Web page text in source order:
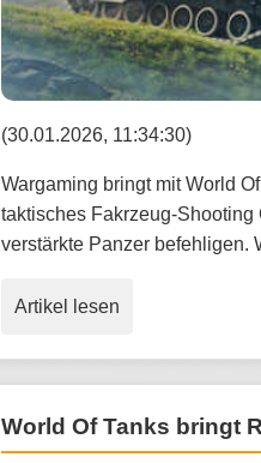
(30.01.2026, 11:34:30)
Wargaming bringt mit World
taktisches Fakrzeug-
verstärkte Panzer befehligen.
Artikel lesen
World Of Tanks bringt